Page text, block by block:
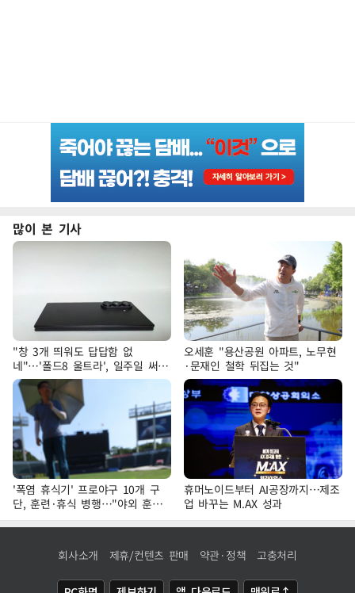
많이 본 기사
"창 3개 띄워도 답답함 없
네"…'폴드8 울트라', 일주일 써보
니
오세훈 "용산공원 아파트, 노무현
·문재인 철학 뒤집는 것"
'폭염 휴식기' 프로야구 10개 구
단, 훈련·휴식 병행…"야외 훈련
해도 안전 최우선"
휴머노이드부터 AI공장까지…제조
업 바꾸는 M.AX 성과
회사소개 제휴/컨텐츠 판매 약관·정책 고충처리